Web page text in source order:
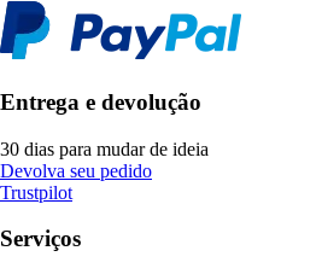
Entrega e devolução
30 dias para mudar de ideia
Devolva seu pedido
Trustpilot
Serviços